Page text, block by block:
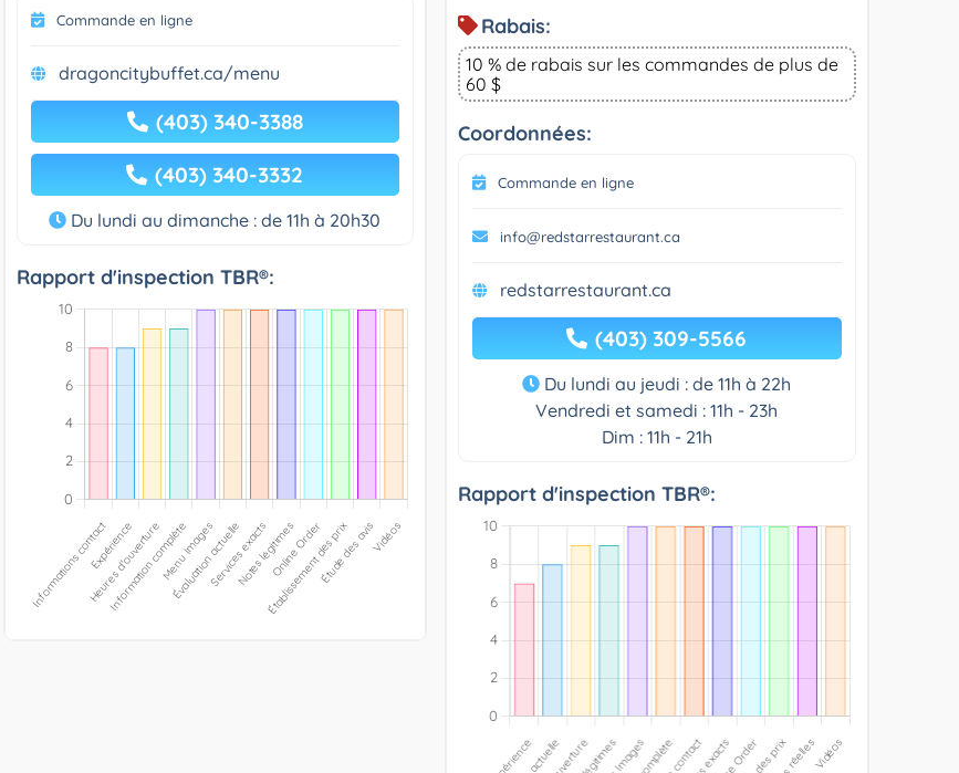
Commande en ligne
dragoncitybuffet.ca/menu
(403) 340-3388
(403) 340-3332
Du lundi au dimanche : de 11h à 20h30
Rapport d'inspection TBR®:
Rabais:
10 % de rabais sur les commandes de plus de
60 $
Coordonnées:
Commande en ligne
info@redstarrestaurant.ca
redstarrestaurant.ca
(403) 309-5566
Du lundi au jeudi : de 11h à 22h
Vendredi et samedi : 11h - 23h
Dim : 11h - 21h
Rapport d'inspection TBR®: